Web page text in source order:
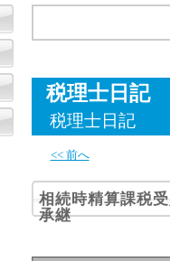
税理士日記
税理士日記
<< 前へ
相続時精算課税
承継